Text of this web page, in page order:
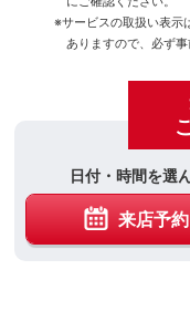
※サービスの取扱い表示
ありますので、必ず
日付・時間を選
来店予約